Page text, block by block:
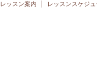
レッスン案内 レッスンスケジ